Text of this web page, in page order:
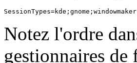
Notez l'ordre
gestionnaires de